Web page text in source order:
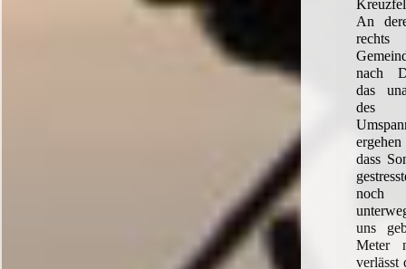
An
nach
das
des
dass
noch
uns
Meter
verlässt